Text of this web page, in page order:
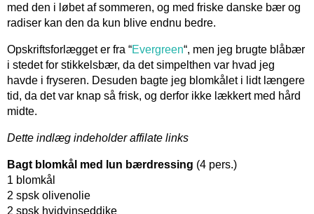
med den i løbet af sommeren, og med friske danske bær og
radiser kan den da kun blive endnu bedre.
Opskriftsforlægget er fra “Evergreen“, men jeg brugte blåbær
i stedet for stikkelsbær, da det simpelthen var hvad jeg
havde i fryseren. Desuden bagte jeg blomkålet i lidt længere
tid, da det var knap så frisk, og derfor ikke lækkert med hård
midte.
Dette indlæg indeholder affilate links
Bagt blomkål med lun bærdressing (4 pers.)
1 blomkål
2 spsk olivenolie
2 spsk hvidvinseddike